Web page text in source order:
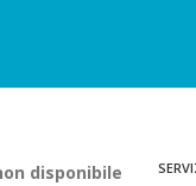
disponibile